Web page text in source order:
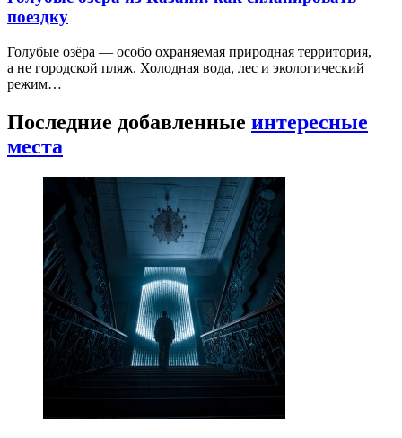
поездку
Голубые озёра — особо охраняемая природная территория,
а не городской пляж. Холодная вода, лес и экологический
режим…
Последние добавленные интересные
места